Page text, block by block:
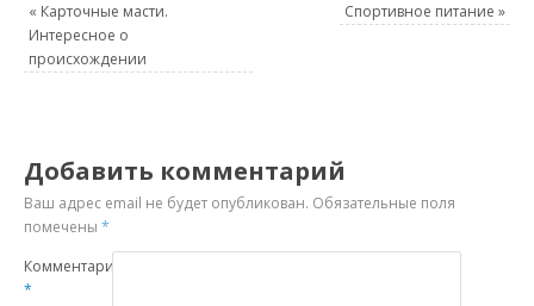
« Карточные масти.
Интересное о
происхождении
Спортивное питание »
Добавить комментарий
Ваш адрес email не будет опубликован. Обязательные поля
помечены*
Комментарий
*